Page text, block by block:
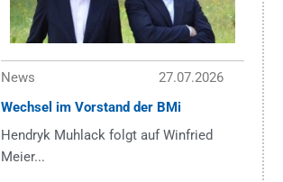
News
27.07.2026
Wechsel im Vorstand der BMi
Hendryk Muhlack folgt auf Winfried
Meier...